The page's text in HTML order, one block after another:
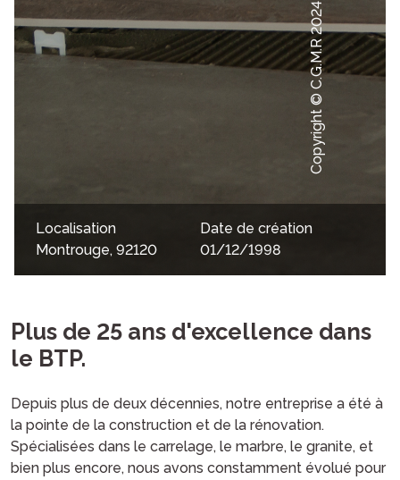
Localisation
Montrouge, 92120
Date de création
01/12/1998
Copyright © C.G.M.R 2024
Plus de 25 ans d'excellence dans
le BTP.
Depuis plus de deux décennies, notre entreprise a été à
la pointe de la construction et de la rénovation.
Spécialisées dans le carrelage, le marbre, le granite, et
bien plus encore, nous avons constamment évolué pour